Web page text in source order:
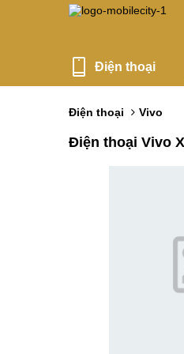
Điện thoại
Điện thoại Vivo
Điện thoại Vivo